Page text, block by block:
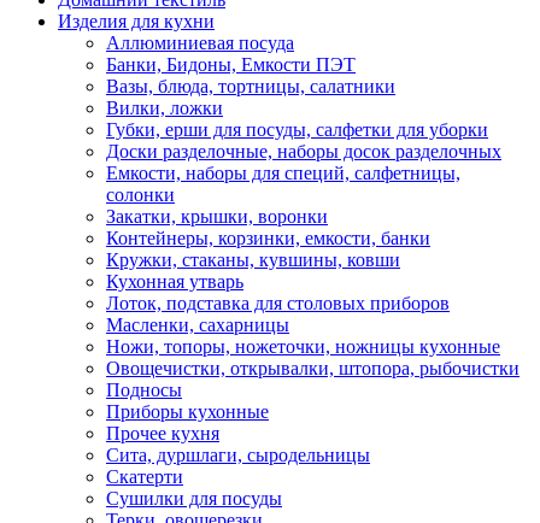
Изделия для кухни
Аллюминиевая посуда
Банки, Бидоны, Емкости ПЭТ
Вазы, блюда, тортницы, салатники
Вилки, ложки
Губки, ерши для посуды, салфетки для уборки
Доски разделочные, наборы досок разделочных
Емкости, наборы для специй, салфетницы,
солонки
Закатки, крышки, воронки
Контейнеры, корзинки, емкости, банки
Кружки, стаканы, кувшины, ковши
Кухонная утварь
Лоток, подставка для столовых приборов
Масленки, сахарницы
Ножи, топоры, ножеточки, ножницы кухонные
Овощечистки, открывалки, штопора, рыбочистки
Подносы
Приборы кухонные
Прочее кухня
Сита, дуршлаги, сыродельницы
Скатерти
Сушилки для посуды